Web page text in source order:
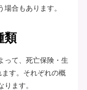
合もあります。
類
って、死亡保険・生
す。それぞれの概
ます。